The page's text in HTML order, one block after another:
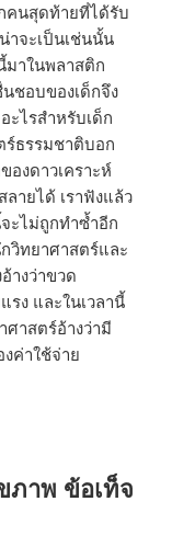
คนสุดท้ายที่ได้รับ
าจะเป็นเช่นนั้น
าในพลาสติก
ชอบของเด็กจึง
ไรสำหรับเด็ก
ธรรมชาติบอก
องดาวเคราะห์
ลายได้ เราฟังแล้ว
ะไม่ถูกทำซ้ำอีก
วิทยาศาสตร์และ
างว่าขวด
ง และในเวลานี้
าสตร์อ้างว่ามี
ค่าใช้จ่าย
าพ ข้อเท็จ